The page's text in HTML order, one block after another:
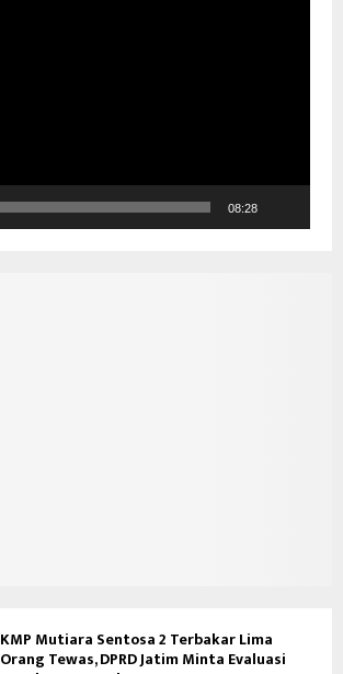
08:28
KMP Mutiara Sentosa 2 Terbakar Lima
Orang Tewas, DPRD Jatim Minta Evaluasi